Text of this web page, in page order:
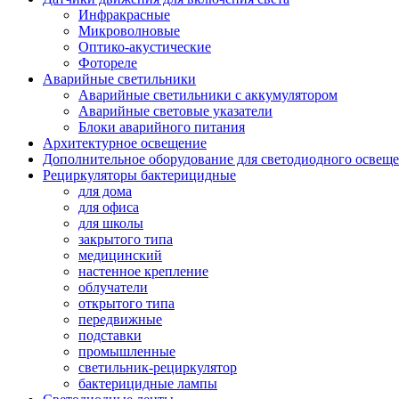
Инфракрасные
Микроволновые
Оптико-акустические
Фотореле
Аварийные светильники
Аварийные светильники с аккумулятором
Аварийные световые указатели
Блоки аварийного питания
Архитектурное освещение
Дополнительное оборудование для светодиодного
Рециркуляторы бактерицидные
для дома
для офиса
для школы
закрытого типа
медицинский
настенное крепление
облучатели
открытого типа
передвижные
подставки
промышленные
светильник-рециркулятор
бактерицидные лампы